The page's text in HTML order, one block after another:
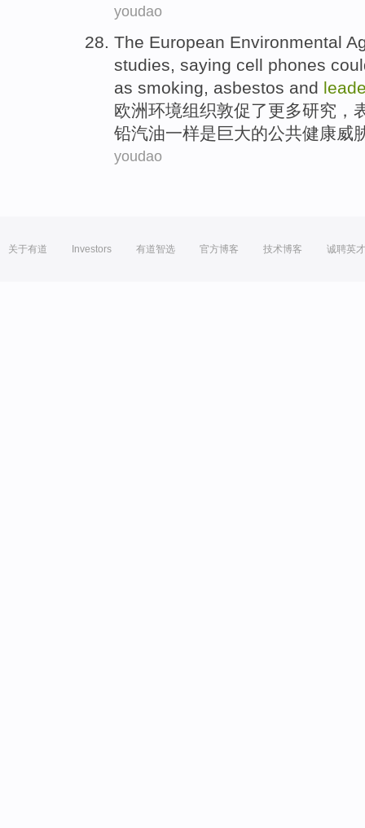
youdao
The European Environmental
studies saying cell phones
as smoking asbestos and
欧洲环境组织敦促了更多研究 ，
铅汽油一样是巨大的公共健康威
youdao
关于有道 Investors 有道智选 官方博客 技术博客 诚聘英才